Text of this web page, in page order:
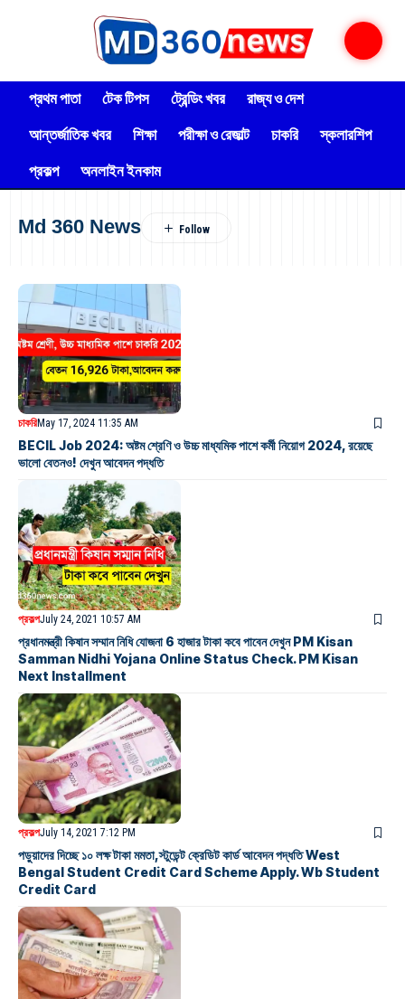
প্রথম পাতা টেক টিপস ট্রেন্ডিং খবর
রাজ্য ও দেশ
আন্তর্জাতিক খবর
শিক্ষা পরীক্ষা ও রেজাল্ট চাকরি
স্কলারশিপ
প্রকল্প
অনলাইন ইনকাম
Md 360 News
চাকরিMay 17, 2024 11:35 AM
BECIL Job 2024: অষ্টম শ্রেণি ও উচ্চ মাধ্যমিক পাশে কর্মী নিয়োগ 2024, রয়েছে
ভালো বেতনও! দেখুন আবেদন পদ্ধতি
প্রকল্পJuly 24, 2021 10:57 AM
প্রধানমন্ত্রী কিষান সম্মান নিধি যোজনা 6 হাজার টাকা কবে পাবেন দেখুন PM Kisan
Samman Nidhi Yojana Online Status Check. PM Kisan
Next Installment
প্রকল্পJuly 14, 2021 7:12 PM
পড়ুয়াদের দিচ্ছে ১০ লক্ষ টাকা মমতা,স্টুডেন্ট ক্রেডিট কার্ড আবেদন পদ্ধতি West
Bengal Student Credit Card Scheme Apply. Wb Student
Credit Card